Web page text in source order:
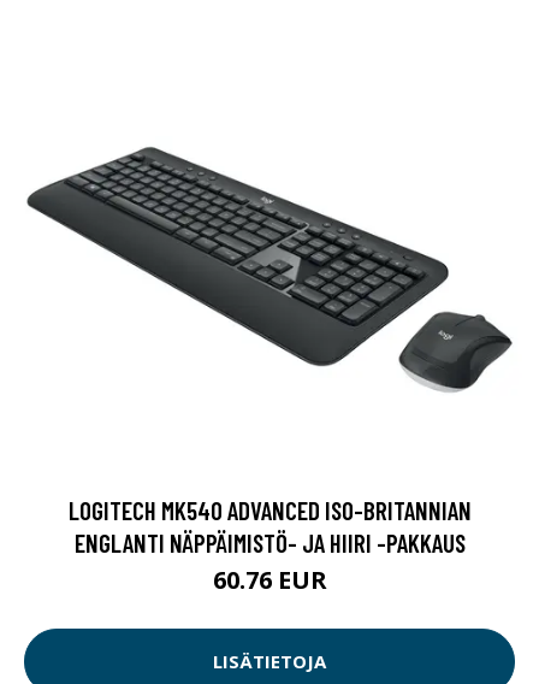
LOGITECH MK540 ADVANCED ISO-BRITANNIAN
ENGLANTI NÄPPÄIMISTÖ- JA HIIRI -PAKKAUS
60.76 EUR
LISÄTIETOJA